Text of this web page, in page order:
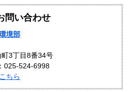
問い合わせ
境部
3丁目8番34号
025-524-6998
ちら